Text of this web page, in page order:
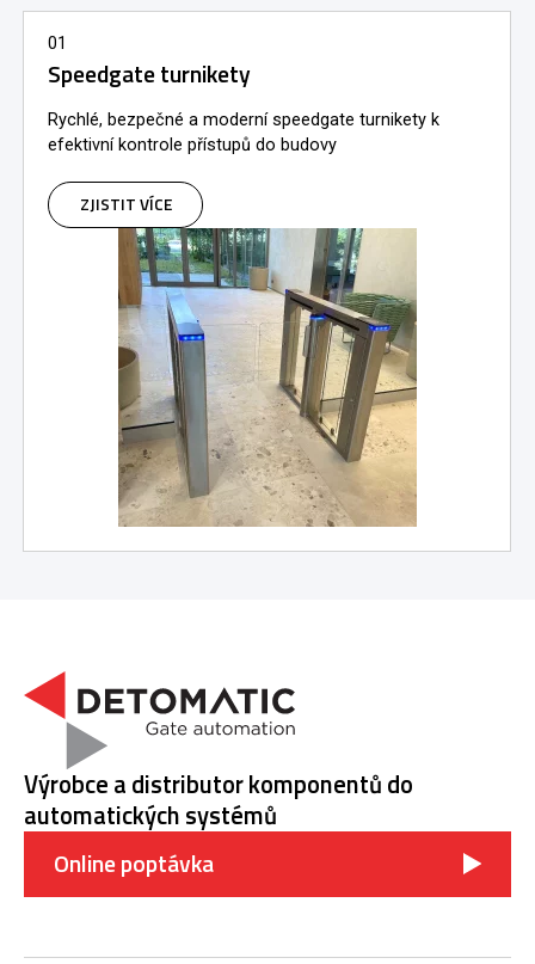
01
Speedgate turnikety
Rychlé, bezpečné a moderní speedgate turnikety k
efektivní kontrole přístupů do budovy
ZJISTIT VÍCE
Výrobce a distributor komponentů do
automatických systémů
Online poptávka